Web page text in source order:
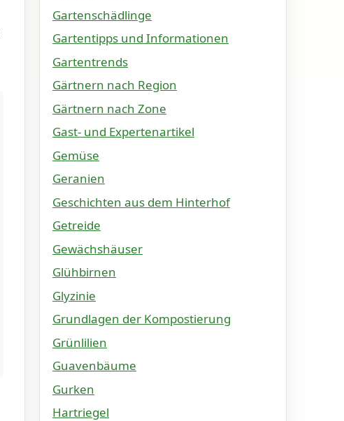
Gartenschädlinge
Gartentipps und Informationen
Gartentrends
Gärtnern nach Region
Gärtnern nach Zone
Gast- und Expertenartikel
Gemüse
Geranien
Geschichten aus dem Hinterhof
Getreide
Gewächshäuser
Glühbirnen
Glyzinie
Grundlagen der Kompostierung
Grünlilien
Guavenbäume
Gurken
Hartriegel